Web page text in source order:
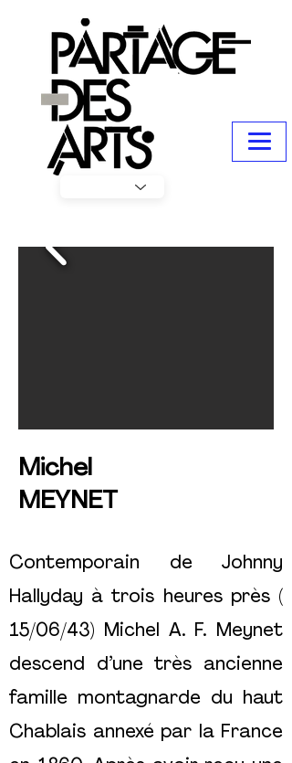
Michel
MEYNET
Contemporain de Johnny
Hallyday à trois heures près (
15/06/43) Michel A. F. Meynet
descend d’une très ancienne
famille montagnarde du haut
Chablais annexé par la France